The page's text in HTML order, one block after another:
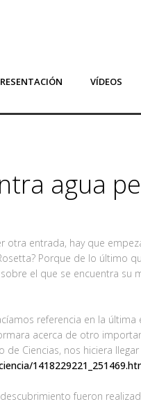
VÍDEOS
agua
otra entrada, hay que
Porque de lo último
el que se encuentra
referencia en la
acerca de otro
de Ciencias, nos hiciera
fueron